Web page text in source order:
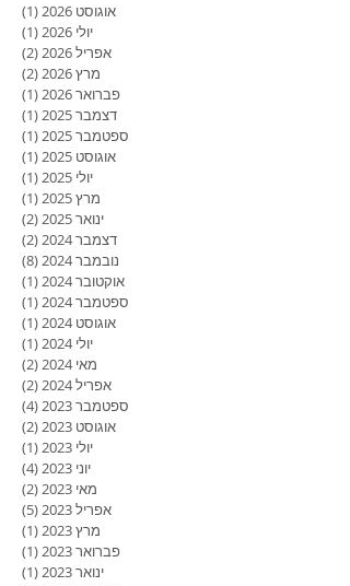
אוגוסט 2026 (1)
יולי 2026
(1)
אפריל 2026
(2)
מרץ 2026
(2)
פברואר 2026
(1)
דצמבר 2025
(1)
ספטמבר 2025
(1)
אוגוסט 2025
(1)
יולי 2025
(1)
מרץ 2025
(1)
ינואר 2025
(2)
דצמבר 2024
(2)
נובמבר 2024
(8)
אוקטובר 2024
(1)
ספטמבר 2024
(1)
אוגוסט 2024
(1)
יולי 2024
(1)
מאי 2024
(2)
אפריל 2024
(2)
ספטמבר 2023
(4)
אוגוסט 2023
(2)
יולי 2023
(1)
יוני 2023
(4)
מאי 2023
(2)
אפריל 2023
(5)
מרץ 2023
(1)
פברואר 2023
(1)
ינואר 2023
(1)